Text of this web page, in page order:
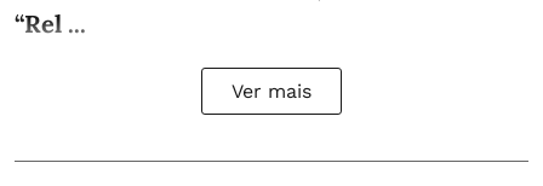
“Rel ...
Ver mais